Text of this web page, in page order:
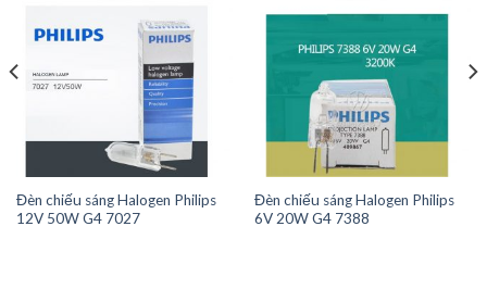
wishlist
Đèn chiếu sáng Halogen Philips
12V 50W G4 7027
Đèn chiếu sáng Halogen Philips
6V 20W G4 7388